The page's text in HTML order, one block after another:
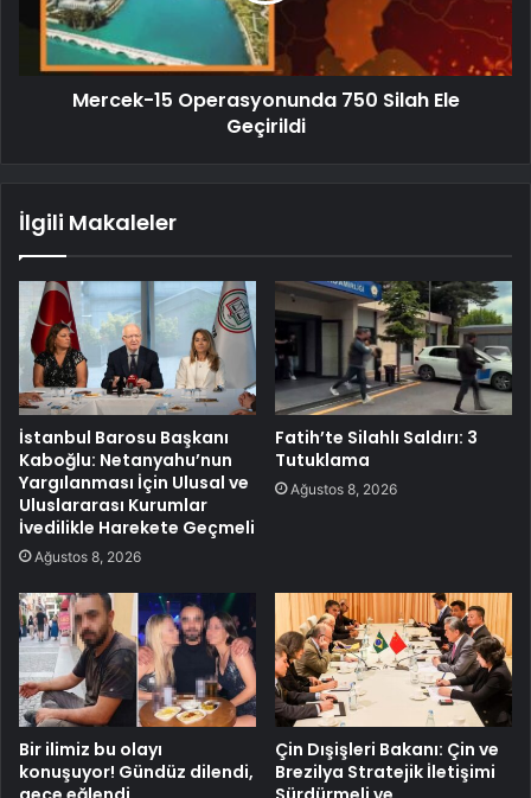
Mercek-15 Operasyonunda 750 Silah Ele
Geçirildi
İlgili Makaleler
İstanbul Barosu Başkanı
Kaboğlu: Netanyahu’nun
Yargılanması İçin Ulusal ve
Uluslararası Kurumlar
İvedilikle Harekete Geçmeli
Ağustos 8, 2026
Fatih’te Silahlı Saldırı: 3
Tutuklama
Ağustos 8, 2026
Bir ilimiz bu olayı
konuşuyor! Gündüz dilendi,
Çin Dışişleri Bakanı: Çin ve
Brezilya Stratejik İletişimi